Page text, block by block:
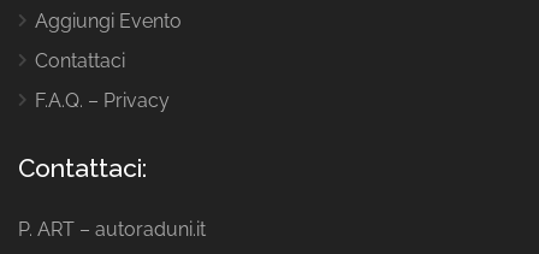
Aggiungi Evento
Contattaci
F.A.Q. – Privacy
Contattaci:
P. ART – autoraduni.it